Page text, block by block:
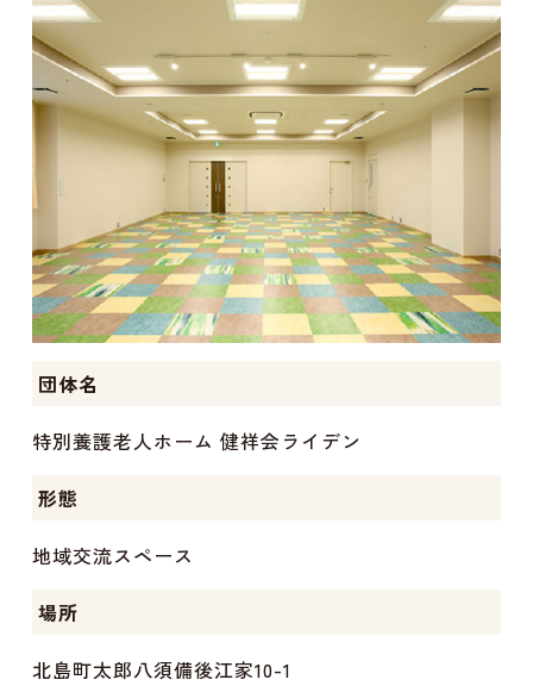
団体名
特別養護老人ホーム 健祥会ライデン
形態
地域交流スペース
場所
北島町太郎八須備後江家10-1